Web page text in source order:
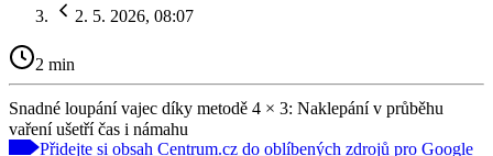
2. 5. 2026, 08:07
2 min
Snadné loupání vajec díky metodě 4 × 3: Naklepání v průběhu
vaření ušetří čas i námahu
Přidejte si obsah Centrum.cz do oblíbených zdrojů pro Google